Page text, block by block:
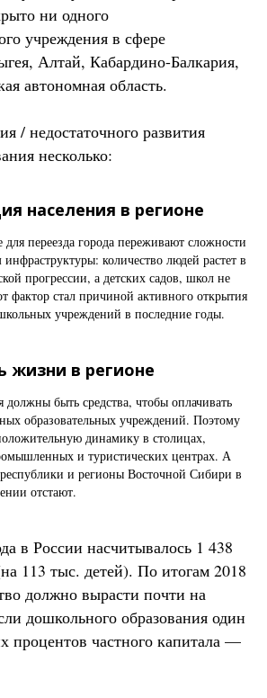
ни одного
учреждения в сфере
Алтай, Кабардино-Балкария,
автономная область.
/ недостаточного развития
несколько:
населения в регионе
переезда города переживают сложности
инфраструктуры: количество людей растет в
прогрессии, а детских садов, школ не
фактор стал причиной активного открытия
учреждений в последние годы.
жизни в регионе
должны быть средства, чтобы оплачивать
образовательных учреждений. Поэтому
динамику в столицах,
и туристических центрах. А
и регионы Восточной Сибири в
отстают.
в России насчитывалось 1 438
113 тыс. детей). По итогам 2018
должно вырасти почти на
дошкольного образования один
процентов частного капитала —